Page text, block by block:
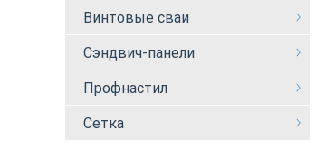
Винтовые сваи
Сэндвич-панели
Профнастил
Сетка